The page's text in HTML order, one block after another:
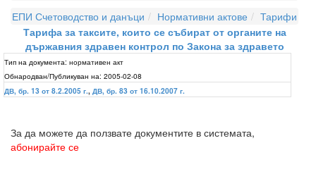
ЕПИ Счетоводство и данъци
Нормативни актове
Тарифи
Тарифа за таксите, които се събират от органите на
държавния здравен контрол по Закона за здравето
Тип на документа: нормативен акт
Обнародван/Публикуван на: 2005-02-08
ДВ, бр. 13 от 8.2.2005 г., ДВ, бр. 83 от 16.10.2007 г.
За да можете да ползвате документите в системата,
абонирайте се